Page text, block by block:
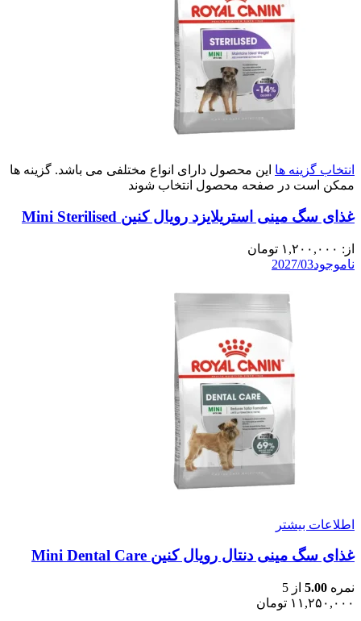
انتخاب گزینه ها این محصول دارای انواع مختلفی می باشد. گزینه ها
ممکن است در صفحه محصول انتخاب شوند
غذای سگ مینی استریلایزد رویال کنین Mini Sterilised
از: ۱,۲۰۰,۰۰۰ تومان
ناموجود2027/03
اطلاعات بیشتر
غذای سگ مینی دنتال رویال کنین Mini Dental Care
نمره 5.00 از 5
۱۱,۲۵۰,۰۰۰ تومان